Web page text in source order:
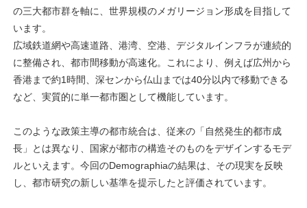
の三大都市群を軸に、世界規模のメガリージョン形成を目指して
います。
広域鉄道網や高速道路、港湾、空港、デジタルインフラが連続的
に整備され、都市間移動が高速化。これにより、例えば広州から
香港まで約1時間、深センから仏山までは40分以内で移動できる
など、実質的に単一都市圏として機能しています。
このような政策主導の都市統合は、従来の「自然発生的都市成
長」とは異なり、国家が都市の構造そのものをデザインするモデ
ルといえます。今回のDemographiaの結果は、その現実を反映
し、都市研究の新しい基準を提示したと評価されています。